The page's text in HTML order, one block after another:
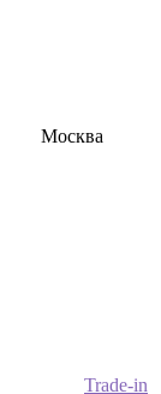
Москва
Trade-in